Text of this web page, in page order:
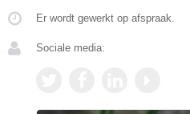
Er wordt gewerkt op afspraak.
Sociale media: